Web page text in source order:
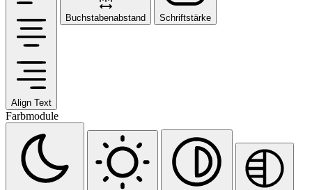
Align Text
Buchstabenabstand Schriftstärke
Farbmodule